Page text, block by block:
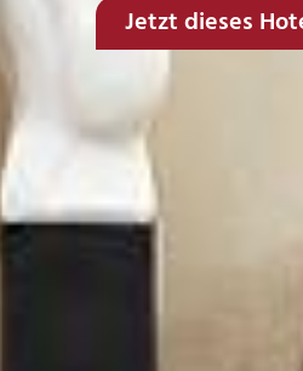
Jetzt dieses